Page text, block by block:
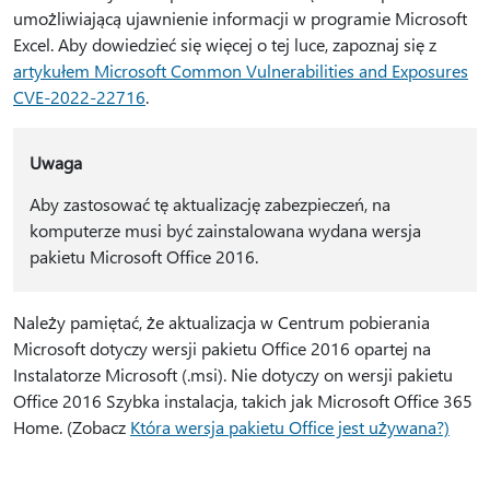
umożliwiającą ujawnienie informacji w programie Microsoft
Excel. Aby dowiedzieć się więcej o tej luce, zapoznaj się z
artykułem Microsoft Common Vulnerabilities and Exposures
CVE-2022-22716.
Uwaga
Aby zastosować tę aktualizację zabezpieczeń, na
komputerze musi być zainstalowana wydana wersja
pakietu Microsoft Office 2016.
Należy pamiętać, że aktualizacja w Centrum pobierania
Microsoft dotyczy wersji pakietu Office 2016 opartej na
Instalatorze Microsoft (.msi). Nie dotyczy on wersji pakietu
Office 2016 Szybka instalacja, takich jak Microsoft Office 365
Home. (Zobacz Która wersja pakietu Office jest używana?)